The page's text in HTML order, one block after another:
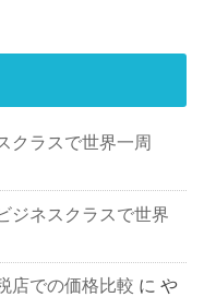
クラスで世界一周
ジネスクラスで世界
店での価格比較 にや